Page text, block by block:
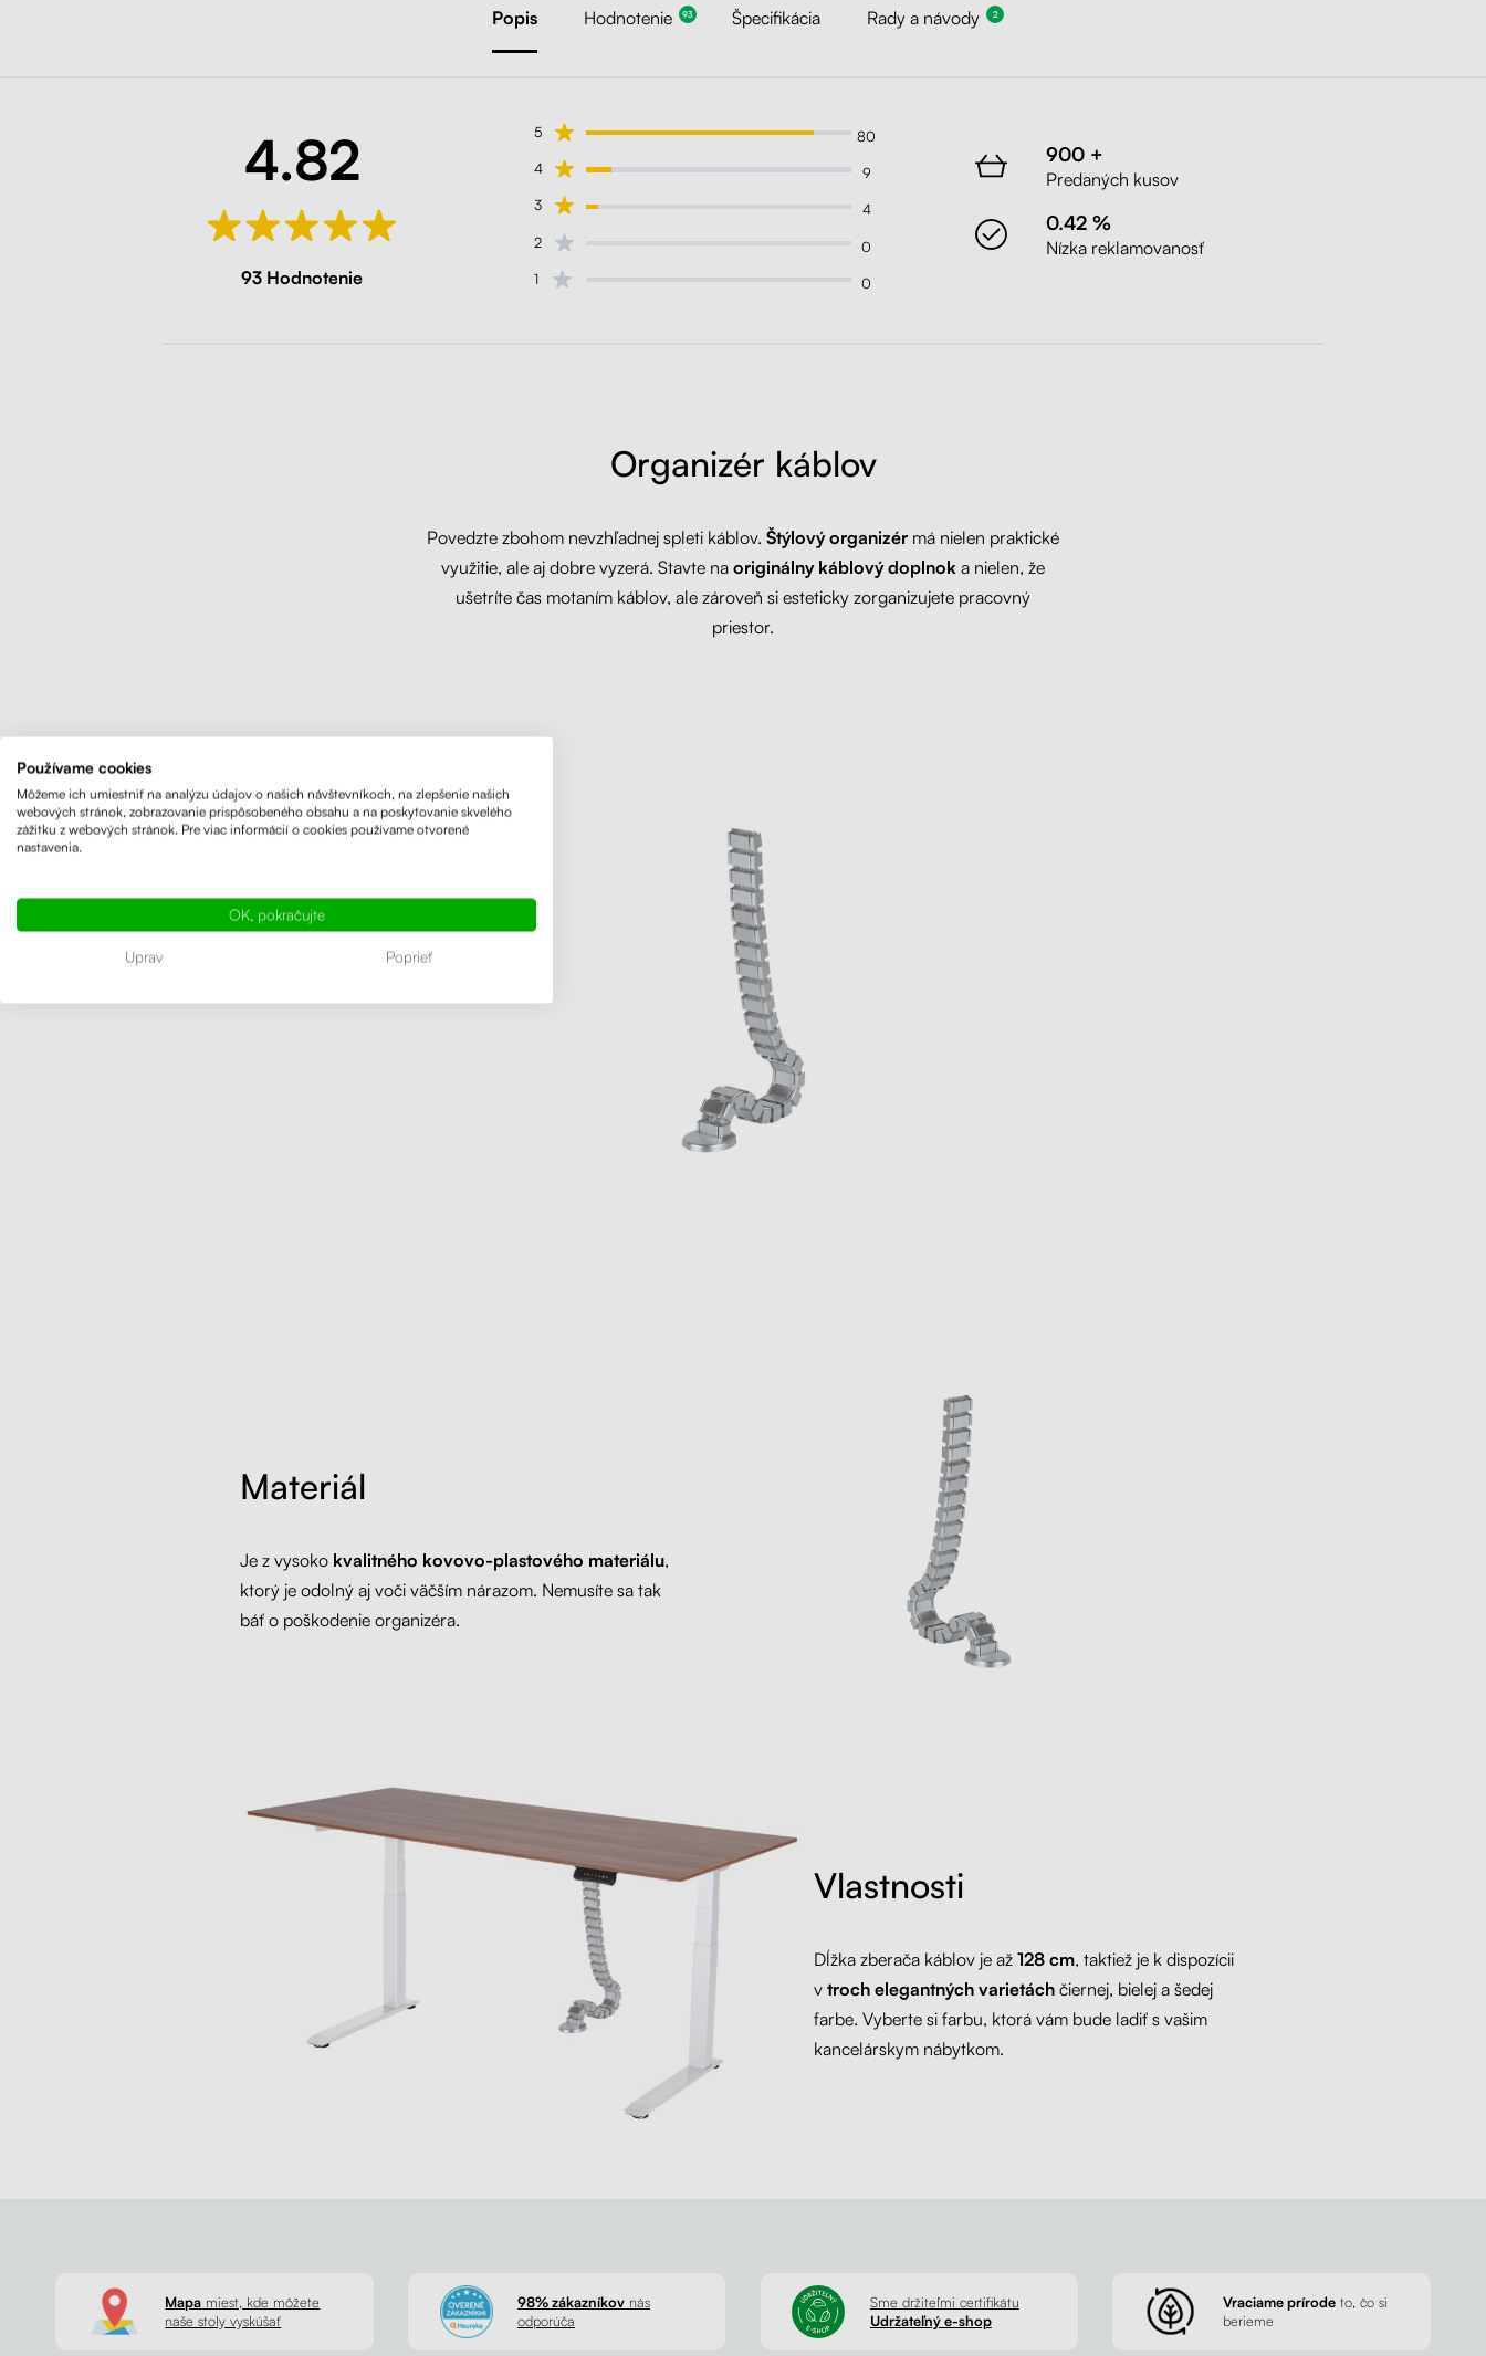
Popis Hodnotenie 93 Špecifikácia Rady a návody 2
4.82
93 Hodnotenie
5
80
4
9
3
4
2
0
1
0
900 +
Predaných kusov
0.42 %
Nízka reklamovanosť
Organizér káblov
Povedzte zbohom nevzhľadnej spleti káblov. Štýlový organizér má nielen praktické
využitie, ale aj dobre vyzerá. Stavte na originálny káblový doplnok a nielen, že
ušetríte čas motaním káblov, ale zároveň si esteticky zorganizujete pracovný
priestor.
Materiál
Je z vysoko kvalitného kovovo-plastového materiálu,
ktorý je odolný aj voči väčším nárazom. Nemusíte sa tak
báť o poškodenie organizéra.
Vlastnosti
Dĺžka zberača káblov je až 128 cm, taktiež je k dispozícii
v troch elegantných varietáchčiernej, bielej a šedej
farbe. Vyberte si farbu, ktorá vám bude ladiť s vašim
kancelárskym nábytkom.
Mapa miest, kde môžete
naše stoly vyskúšať
98% zákazníkov nás
odporúča
Sme držiteľmi certifikátu
Udržateľný e-shop
Vraciame prírodeto, čo si
berieme
Používame cookies
Môžeme ich umiestniť na analýzu údajov o našich návštevníkoch, na zlepšenie našich
webových stránok, zobrazovanie prispôsobeného obsahu a na poskytovanie skvelého
zážitku z webových stránok. Pre viac informácií o cookies používame otvorené
nastavenia.
OK, pokračujte
Uprav Poprieť